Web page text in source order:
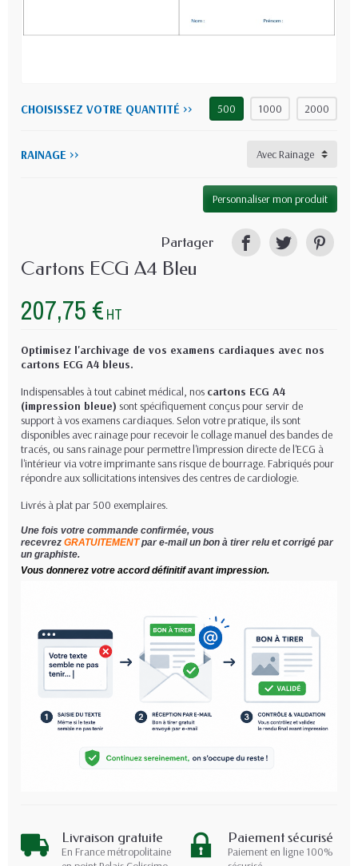
CHOISISSEZ VOTRE QUANTITÉ >> 500 1000 2000
RAINAGE >>
Personnaliser mon produit
Partager
Cartons ECG A4 Bleu
207,75 € HT
Optimisez l'archivage de vos examens cardiaques avec nos
cartons ECG A4 bleus.
Indispensables à tout cabinet médical, nos cartons ECG A4
(impression bleue) sont spécifiquement conçus pour servir de
support à vos examens cardiaques. Selon votre pratique, ils sont
disponibles avec rainage pour recevoir le collage manuel des bandes de
tracés, ou sans rainage pour permettre l'impression directe de l'ECG à
l'intérieur via votre imprimante sans risque de bourrage. Fabriqués pour
répondre aux sollicitations intensives des centres de cardiologie.
Livrés à plat par 500 exemplaires.
Une fois votre commande confirmée, vous
recevrez GRATUITEMENT par e-mail un bon à tirer relu et corrigé par
un graphiste.
Vous donnerez votre accord définitif avant impression.
Livraison gratuite
En France métropolitaine
Paiement sécurisé
Paiement en ligne 100%